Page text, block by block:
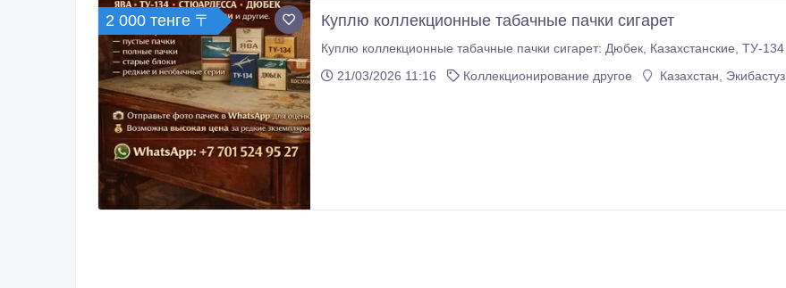
2 000 тенге 〒 Куплю коллекционные табачные пачки сигарет
21/03/2026 11:16
Коллекционирование другое Казахстан, Экибастуз